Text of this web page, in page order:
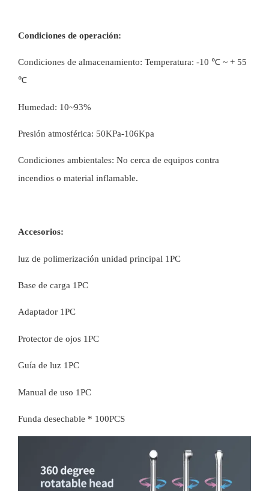
Condiciones de operación:
Condiciones de almacenamiento: Temperatura: -10 ℃ ~ + 55
℃
Humedad: 10~93%
Presión atmosférica: 50KPa-106Kpa
Condiciones ambientales: No cerca de equipos contra
incendios o material inflamable.
Accesorios:
luz de polimerización unidad principal 1PC
Base de carga 1PC
Adaptador 1PC
Protector de ojos 1PC
Guía de luz 1PC
Manual de uso 1PC
Funda desechable * 100PCS